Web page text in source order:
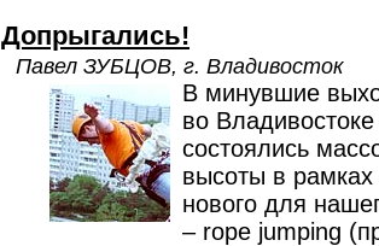
Допрыгались!
Павел ЗУБЦОВ, г. Владивосток
В минувшие
во
состоялись
высоты в рамках
нового для
– rope jumping